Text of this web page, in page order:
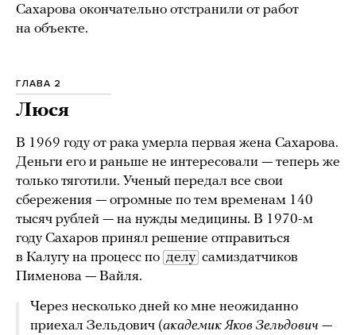
Сахарова окончательно отстранили от работ
на объекте.
ГЛАВА 2
Люся
В 1969 году от рака умерла первая жена Сахарова.
Деньги его и раньше не интересовали — теперь же
только тяготили. Ученый передал все свои
сбережения — огромные по тем временам 140
тысяч рублей — на нужды медицины. В 1970-м
году Сахаров принял решение отправиться
в Калугу на процесс по делу самиздатчиков
Пименова — Вайля.
Через несколько дней ко мне неожиданно
приехал Зельдович (академик Яков Зельдович —